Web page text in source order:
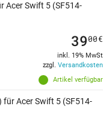
Acer Swift 5 (SF514-
Artikel verfügbar
3900€
inkl. 19% MwSt
zzgl. Versandkosten
für Acer Swift 5 (SF514-